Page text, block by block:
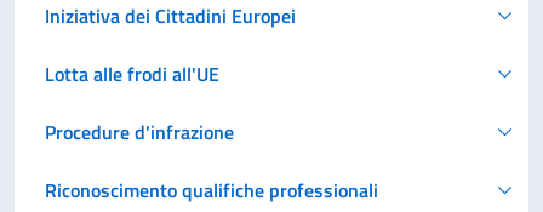
Iniziativa dei Cittadini Europei
Lotta alle frodi all'UE
Procedure d'infrazione
Riconoscimento qualifiche professionali